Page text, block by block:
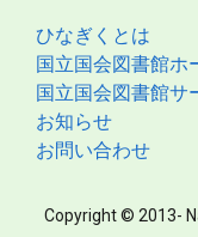
ひなぎくとは
国立国会図書館ホ
国立国会図書館サ
お知らせ
お問い合わせ
Copyright © 2013-